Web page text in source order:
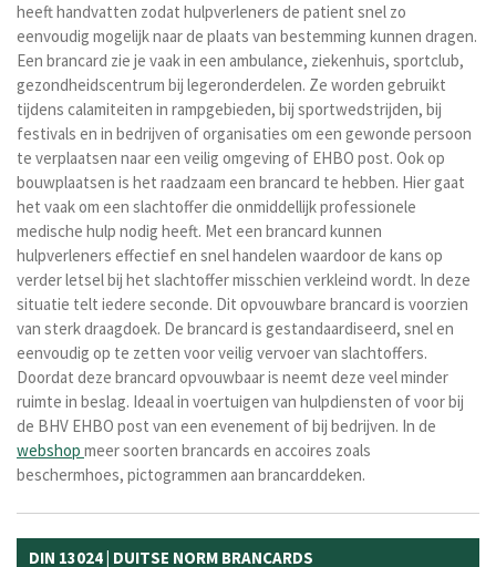
heeft handvatten zodat hulpverleners de patient snel zo
eenvoudig mogelijk naar de plaats van bestemming kunnen dragen.
Een brancard zie je vaak in een ambulance, ziekenhuis, sportclub,
gezondheidscentrum bij legeronderdelen. Ze worden gebruikt
tijdens calamiteiten in rampgebieden, bij sportwedstrijden, bij
festivals en in bedrijven of organisaties om een gewonde persoon
te verplaatsen naar een veilig omgeving of EHBO post. Ook op
bouwplaatsen is het raadzaam een brancard te hebben. Hier gaat
het vaak om een slachtoffer die onmiddellijk professionele
medische hulp nodig heeft. Met een brancard kunnen
hulpverleners effectief en snel handelen waardoor de kans op
verder letsel bij het slachtoffer misschien verkleind wordt. In deze
situatie telt iedere seconde. Dit opvouwbare brancard is voorzien
van sterk draagdoek. De brancard is gestandaardiseerd, snel en
eenvoudig op te zetten voor veilig vervoer van slachtoffers.
Doordat deze brancard opvouwbaar is neemt deze veel minder
ruimte in beslag. Ideaal in voertuigen van hulpdiensten of voor bij
de BHV EHBO post van een evenement of bij bedrijven. In de
webshop meer soorten brancards en accoires zoals
beschermhoes, pictogrammen aan brancarddeken.
DIN 13024 | DUITSE NORM BRANCARDS